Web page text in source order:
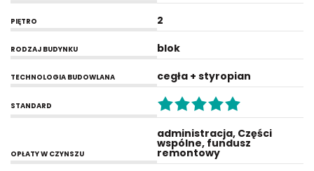
PIĘTRO 2
RODZAJ BUDYNKU blok
TECHNOLOGIA BUDOWLANA cegła + styropian
STANDARD
OPŁATY W CZYNSZU
administracja, Części
wspólne, fundusz
remontowy